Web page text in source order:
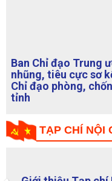
Ban Chỉ đạo Trung
nhũng, tiêu cực sơ
Chỉ đạo phòng,
tỉnh
TẠP CHÍ NỘI